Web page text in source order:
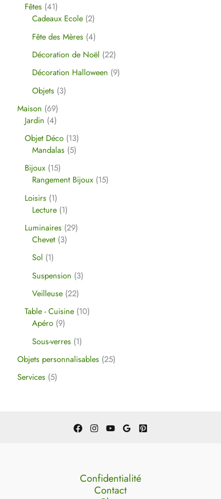
Fêtes 41
Cadeaux Ecole 2
Fête des Mères 4
Décoration de Noël 22
Décoration Halloween 9
Objets 3
Maison 69
Jardin 4
Objet Déco 13
Mandalas 5
Bijoux 15
Rangement Bijoux 15
Loisirs 1
Lecture 1
Luminaires 29
Chevet 3
Sol 1
Suspension 3
Veilleuse 22
Table - Cuisine 10
Apéro 9
Sous-verres 1
Objets personnalisables 25
Services 5
Confidentialité
Contact